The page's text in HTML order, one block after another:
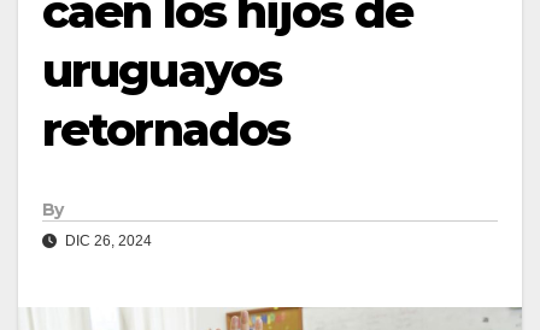
caen los hijos de
uruguayos
retornados
By
DIC 26, 2024